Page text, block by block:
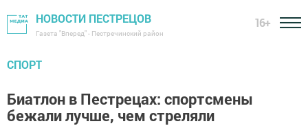
НОВОСТИ ПЕСТРЕЦОВ
Газета "Вперед" - Пестречинский район
16+
СПОРТ
Биатлон в Пестрецах: спортсмены
бежали лучше, чем стреляли